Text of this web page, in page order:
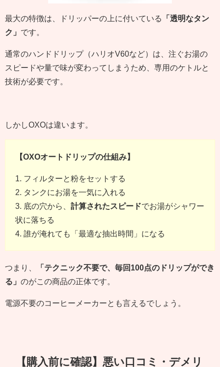
最大の特徴は、ドリッパーの上に付いている
「透明なタン
ク」 です。
通常のハンドドリップ（ハリオV60など）は、注ぐお湯の
スピードや量で味が変わってしまうため、専用のケトルと
技術が必要です。
しかしOXOは違います。
【OXOオートドリップの仕組み】
1. フィルターと粉をセットする
2. タンクにお湯を一気に入れる
3. 底の穴から、 計算されたスピードでお湯がシャワー
状に落ちる
4. 誰が淹れても「最適な抽出時間」になる
つまり、
「テクニック不要で、毎回100点のドリップができ
る」 のがこの商品の正体です。
電源不要のコーヒーメーカーとも言えるでしょう。
【購入前に確認】悪い口コミ・デメリ